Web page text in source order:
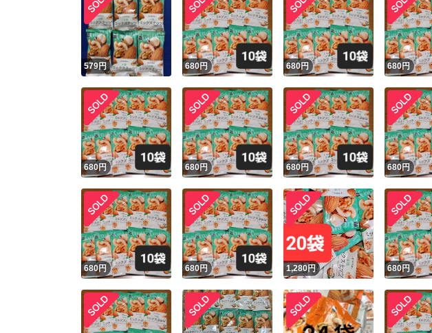
579円 680円 680円 680円
680円 680円 680円 680円
680円 680円 1,280円 680円